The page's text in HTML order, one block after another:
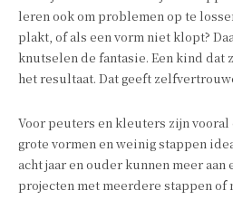
leren ook om problemen op te
plakt, of als een vorm niet klopt?
knutselen de fantasie. Een kind dat
het resultaat. Dat geeft
Voor peuters en kleuters zijn
grote vormen en weinig stappen
acht jaar en ouder kunnen meer
projecten met meerdere stappen of